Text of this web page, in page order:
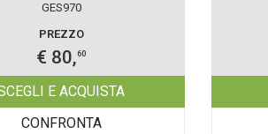
GES970
PREZZO
€ 80,60
E ACQUISTA
CONFRONTA